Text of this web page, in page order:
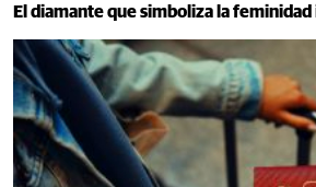
El diamante que simboliza la